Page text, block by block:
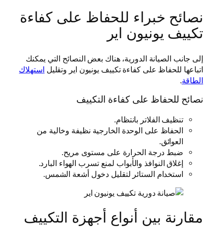
نصائح خبراء للحفاظ على كفاءة
تكييف يونيون اير
إلى جانب الصيانة الدورية، هناك بعض النصائح التي يمكنك
اتباعها للحفاظ على كفاءة تكييف يونيون اير وتقليل استهلاك
الطاقة
نصائح للحفاظ على كفاءة التكييف
تنظيف الفلاتر بانتظام.
الحفاظ على الوحدة الخارجية نظيفة وخالية من
العوائق.
ضبط درجة الحرارة على مستوى مريح.
إغلاق النوافذ والأبواب لمنع تسرب الهواء البارد.
استخدام الستائر لتقليل دخول أشعة الشمس.
مقارنة بين أنواع أجهزة التكييف